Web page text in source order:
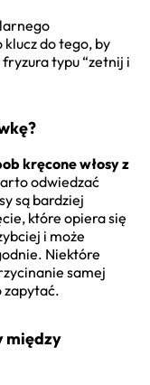
do tego, by
typu “zetnij i
kręcone włosy z
odwiedzać
są bardziej
które opiera się
i może
Niektóre
samej
zapytać.
między